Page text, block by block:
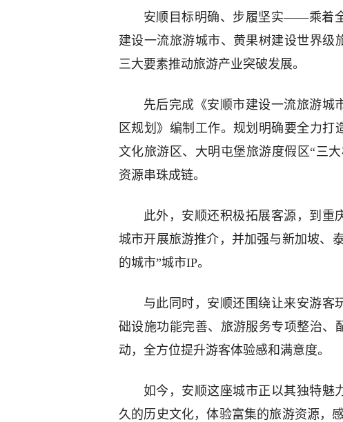
安顺目标明确、步履坚实——乘着
建设一流旅游城市、黄果树建设世界级
三大要素推动旅游产业突破发展。
先后完成《安顺市建设一流旅游城
区规划》编制工作。规划明确要全力打
文化旅游区、大明屯堡旅游度假区“三
资源串珠成链。
此外，安顺还积极拓展客源，到重
城市开展旅游推介，并加强与新加坡、
的城市”城市IP。
与此同时，安顺还围绕让来安游客
础设施功能完善、旅游服务专项整治、
动，全方位提升游客体验感和满意度。
如今，安顺这座城市正以其独特魅
久的历史文化，体验富集的旅游资源，